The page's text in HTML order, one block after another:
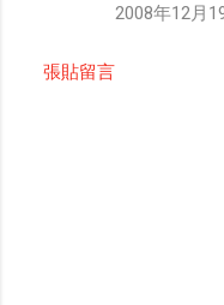
2008年12月
張貼留言